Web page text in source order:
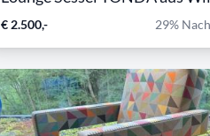
€ 2.500,- 29%